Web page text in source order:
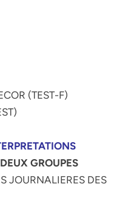
(TEST-F)
GROUPES
JOURNALIERES DES